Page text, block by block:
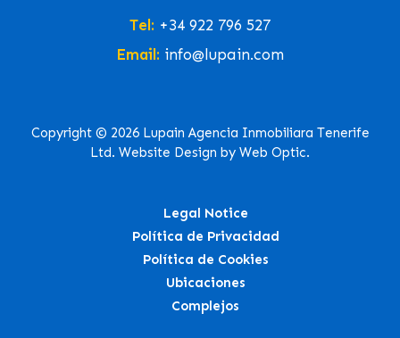
Tel: +34 922 796 527
Email: info@lupain.com
Copyright © 2026 Lupain Agencia Inmobiliara Tenerife
Ltd. Website Design by Web Optic.
Legal Notice
Política de Privacidad
Política de Cookies
Ubicaciones
Complejos